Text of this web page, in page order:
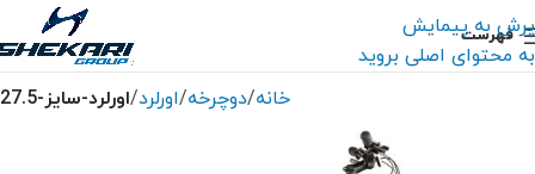
پرش به پیمایش
به محتوای اصلی بروید
فهرست
خانه دوچرخه اورلرد اورلرد-سایز-27.5